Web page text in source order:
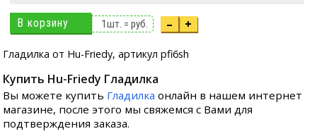
В корзину 1шт. =руб. – +
Гладилка от Hu-Friedy, артикул pfi6sh
Купить Hu-Friedy Гладилка
Вы можете купить Гладилка онлайн в нашем интернет
магазине, после этого мы свяжемся с Вами для
подтверждения заказа.